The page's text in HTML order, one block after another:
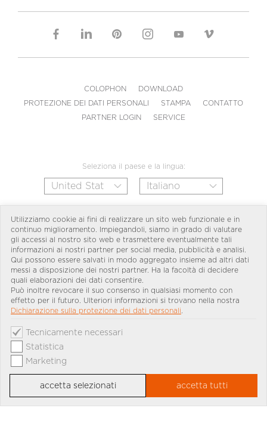
COLOPHON
DOWNLOAD
PROTEZIONE DEI DATI PERSONALI
STAMPA
CONTATTO
PARTNER LOGIN
SERVICE
Seleziona il paese e la lingua:
Utilizziamo cookie ai fini di realizzare un sito web funzionale e in
continuo miglioramento. Impiegandoli, siamo in grado di valutare
gli accessi al nostro sito web e trasmettere eventualmente tali
informazioni ai nostri partner per social media, pubblicità e analisi.
Qui possono essere salvati in modo aggregato insieme ad altri dati
messi a disposizione dei nostri partner. Ha la facoltà di decidere
quali elaborazioni dei dati consentire.
Può inoltre revocare il suo consenso in qualsiasi momento con
effetto per il futuro. Ulteriori informazioni si trovano nella nostra
Dichiarazione sulla protezione dei dati personali.
Tecnicamente necessari
Statistica
Marketing
accetta selezionati accetta tutti